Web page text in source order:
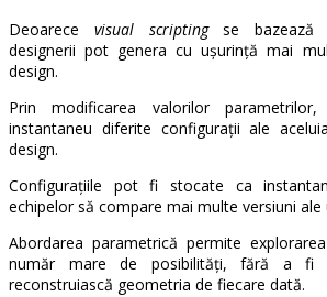
Deoarece visual scriptingse bazează
designerii pot genera cu ușurință mai
design.
Prin modificarea valorilor
instantaneu diferite configurații ale
design.
Configurațiile pot fi stocate ca
echipelor să compare mai multe versiuni ale
Abordarea parametrică permite
număr mare de posibilități, fără a fi
reconstruiască geometria de fiecare dată.